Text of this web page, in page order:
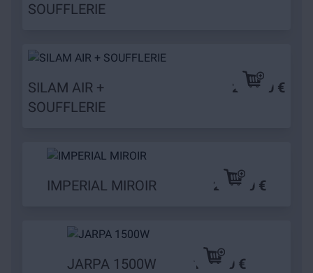
SOUFFLERIE
SILAM AIR +
SOUFFLERIE
209,90 €
IMPERIAL MIROIR 249,90 €
JARPA 1500W 109,90 €